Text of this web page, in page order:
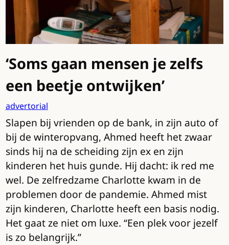
‘Soms gaan mensen je zelfs
een beetje ontwijken’
advertorial
Slapen bij vrienden op de bank, in zijn auto of
bij de winteropvang, Ahmed heeft het zwaar
sinds hij na de scheiding zijn ex en zijn
kinderen het huis gunde. Hij dacht: ik red me
wel. De zelfredzame Charlotte kwam in de
problemen door de pandemie. Ahmed mist
zijn kinderen, Charlotte heeft een basis nodig.
Het gaat ze niet om luxe. “Een plek voor jezelf
is zo belangrijk.”